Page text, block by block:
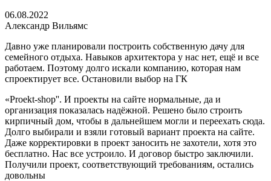
06.08.2022
Александр Вильямс
Давно уже планировали построить собственную дачу для
семейного отдыха. Навыков архитектора у нас нет, ещё и все
работаем. Поэтому долго искали компанию, которая нам
спроектирует все. Остановили выбор на ГК
«Proekt-shop''. И проекты на сайте нормальные, да и
организация показалась надёжной. Решено было строить
кирпичный дом, чтобы в дальнейшем могли и переехать сюда.
Долго выбирали и взяли готовый вариант проекта на сайте.
Даже корректировки в проект заносить не захотели, хотя это
бесплатно. Нас все устроило. И договор быстро заключили.
Получили проект, соответствующий требованиям, остались
довольны